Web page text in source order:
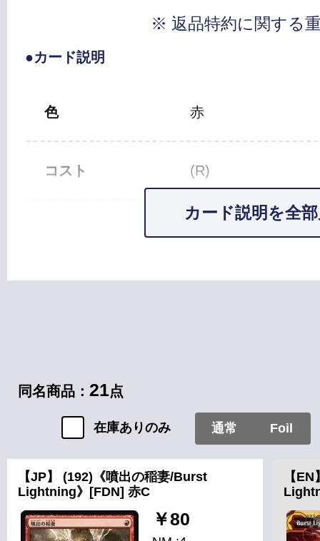
※ 返品特約に関する
●カード説明
色 赤
コスト (R)
カード説明を全
同名商品：21点
在庫ありのみ 通常 Foil
【JP】 (192)《噴出の稲妻/Burst
Lightning》[FDN] 赤C
￥80
【